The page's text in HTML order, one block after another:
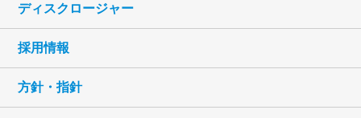
ディスクロージャー
採用情報
方針・指針